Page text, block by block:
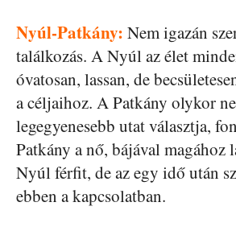
Nyúl-Patkány: Nem igazán
találkozás. A Nyúl az élet
óvatosan, lassan, de
a céljaihoz. A Patkány olykor
legegyenesebb utat választja,
Patkány a nő, bájával magához
Nyúl férfit, de az egy idő után
ebben a kapcsolatban.